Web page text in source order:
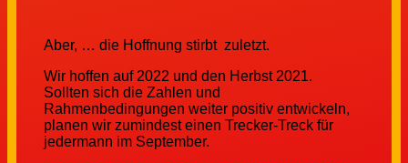
Aber, … die Hoffnung stirbt zuletzt.
Wir hoffen auf 2022 und den Herbst 2021.
Sollten sich die Zahlen und
Rahmenbedingungen weiter positiv entwickeln,
planen wir zumindest einen Trecker-Treck für
jedermann im September.